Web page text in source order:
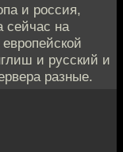
и россия,
сейчас на
и русский и
разные.